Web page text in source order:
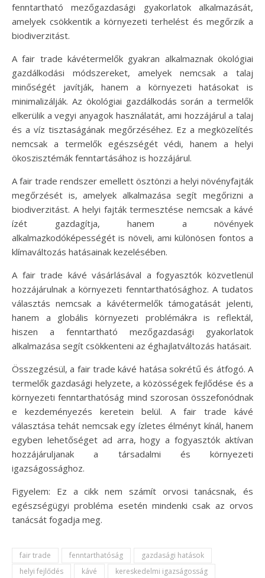
fenntartható mezőgazdasági gyakorlatok alkalmazását,
amelyek csökkentik a környezeti terhelést és megőrzik a
biodiverzitást.
A fair trade kávétermelők gyakran alkalmaznak ökológiai
gazdálkodási módszereket, amelyek nemcsak a talaj
minőségét javítják, hanem a környezeti hatásokat is
minimalizálják. Az ökológiai gazdálkodás során a termelők
elkerülik a vegyi anyagok használatát, ami hozzájárul a talaj
és a víz tisztaságának megőrzéséhez. Ez a megközelítés
nemcsak a termelők egészségét védi, hanem a helyi
ökoszisztémák fenntartásához is hozzájárul.
A fair trade rendszer emellett ösztönzi a helyi növényfajták
megőrzését is, amelyek alkalmazása segít megőrizni a
biodiverzitást. A helyi fajták termesztése nemcsak a kávé
ízét gazdagítja, hanem a növények
alkalmazkodóképességét is növeli, ami különösen fontos a
klímaváltozás hatásainak kezelésében.
A fair trade kávé vásárlásával a fogyasztók közvetlenül
hozzájárulnak a környezeti fenntarthatósághoz. A tudatos
választás nemcsak a kávétermelők támogatását jelenti,
hanem a globális környezeti problémákra is reflektál,
hiszen a fenntartható mezőgazdasági gyakorlatok
alkalmazása segít csökkenteni az éghajlatváltozás hatásait.
Összegzésül, a fair trade kávé hatása sokrétű és átfogó. A
termelők gazdasági helyzete, a közösségek fejlődése és a
környezeti fenntarthatóság mind szorosan összefonódnak
e kezdeményezés keretein belül. A fair trade kávé
választása tehát nemcsak egy ízletes élményt kínál, hanem
egyben lehetőséget ad arra, hogy a fogyasztók aktívan
hozzájáruljanak a társadalmi és környezeti
igazságossághoz.
Figyelem: Ez a cikk nem számít orvosi tanácsnak, és
egészségügyi probléma esetén mindenki csak az orvos
tanácsát fogadja meg.
fair trade fenntarthatóság
gazdasági hatások
helyi fejlődés
kávé
kereskedelmi igazságosság